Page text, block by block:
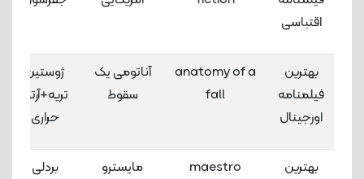
اقتباسی
بهترین
فیلمنامه
اورجینال
anatomy of a
fall
آناتومی یک
سقوط
ژوستین
تریه+آرتور
حراری
بهترین
maestro
مایسترو
بردلی